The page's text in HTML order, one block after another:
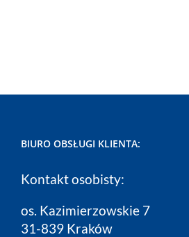
BIURO OBSŁUGI KLIENTA:
Kontakt osobisty:
os. Kazimierzowskie 7
31-839 Kraków